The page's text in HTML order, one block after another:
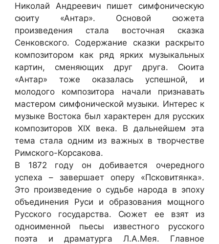
Николай Андреевич пишет симфоническую
сюиту «Антар». Основой сюжета
произведения стала восточная сказка
Сенковского. Содержание сказки раскрыто
композитором как ряд ярких музыкальных
картин, сменяющих друг друга. Сюита
«Антар» тоже оказалась успешной, и
молодого композитора начали признавать
мастером симфонической музыки. Интерес к
музыке Востока был характерен для русских
композиторов XIX века. В дальнейшем эта
тема стала одним из важных в творчестве
Римского-Корсакова.
В 1872 году он добивается очередного
успеха – завершает оперу «Псковитянка».
Это произведение о судьбе народа в эпоху
объединения Руси и образования мощного
Русского государства. Сюжет ее взят из
одноименной пьесы известного русского
поэта и драматурга Л.А.Мея. Главное